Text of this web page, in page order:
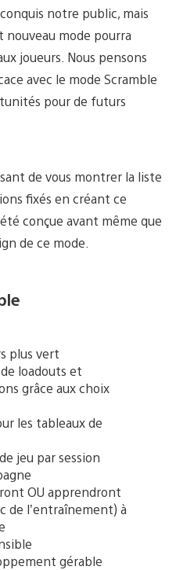
notre public, mais
mode pourra
joueurs. Nous pensons
avec le mode Scramble
pour de futurs
de vous montrer la liste
fixés en créant ce
conçue avant même que
de ce mode.
plus vert
loadouts et
grâce aux choix
les tableaux de
jeu par session
OU apprendront
de l’entraînement) à
gérable